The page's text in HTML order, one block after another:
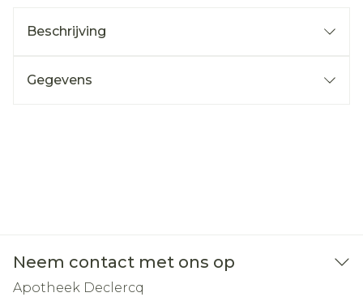
Beschrijving
Gegevens
Neem contact met ons op
Apotheek Declercq